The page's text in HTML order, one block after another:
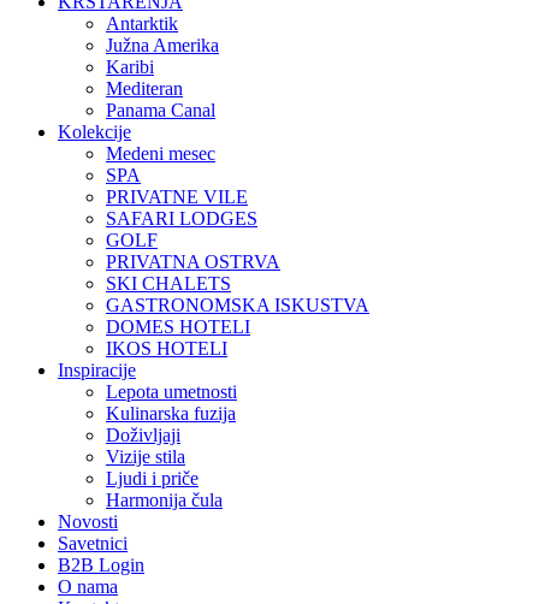
Antarktik
Južna Amerika
Karibi
Mediteran
Panama Canal
Kolekcije
Medeni mesec
SPA
PRIVATNE VILE
SAFARI LODGES
GOLF
PRIVATNA OSTRVA
SKI CHALETS
GASTRONOMSKA ISKUSTVA
DOMES HOTELI
IKOS HOTELI
Inspiracije
Lepota umetnosti
Kulinarska fuzija
Doživljaji
Vizije stila
Ljudi i priče
Harmonija čula
Novosti
Savetnici
B2B Login
O nama